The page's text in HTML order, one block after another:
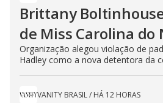
Brittany
de Miss Carolina do
Organização alegou violação de
Hadley como a nova detentora da
VANITY BRASIL/ HÁ 12 HORAS